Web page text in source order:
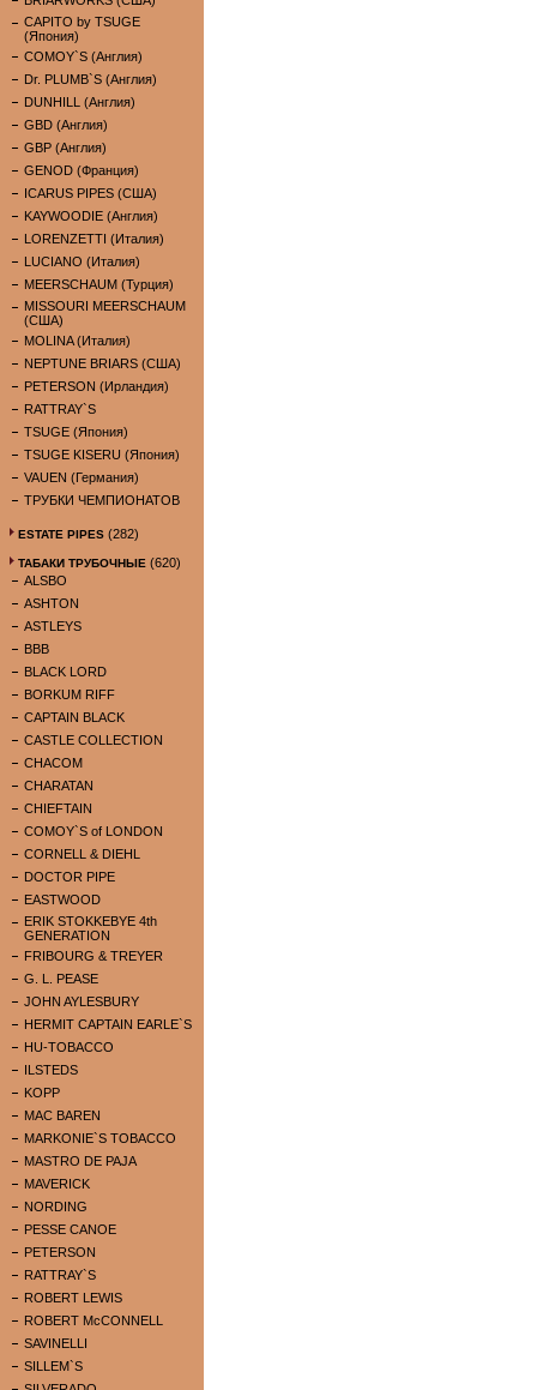
CAPITO by TSUGE
(Япония)
COMOY`S (Англия)
Dr. PLUMB`S (Англия)
DUNHILL (Англия)
GBD (Англия)
GBP (Англия)
GENOD (Франция)
ICARUS PIPES (США)
KAYWOODIE (Англия)
LORENZETTI (Италия)
LUCIANO (Италия)
MEERSCHAUM (Турция)
MISSOURI MEERSCHAUM
(США)
MOLINA (Италия)
NEPTUNE BRIARS (США)
PETERSON (Ирландия)
RATTRAY`S
TSUGE (Япония)
TSUGE KISERU (Япония)
VAUEN (Германия)
ТРУБКИ ЧЕМПИОНАТОВ
ESTATE PIPES (282)
ТАБАКИ ТРУБОЧНЫЕ (620)
ALSBO
ASHTON
ASTLEYS
BBB
BLACK LORD
BORKUM RIFF
CAPTAIN BLACK
CASTLE COLLECTION
CHACOM
CHARATAN
CHIEFTAIN
COMOY`S of LONDON
CORNELL & DIEHL
DOCTOR PIPE
EASTWOOD
ERIK STOKKEBYE 4th
GENERATION
FRIBOURG & TREYER
G. L. PEASE
JOHN AYLESBURY
HERMIT CAPTAIN EARLE`S
HU-TOBACCO
ILSTEDS
KOPP
MAC BAREN
MARKONIE`S TOBACCO
MASTRO DE PAJA
MAVERICK
NORDING
PESSE CANOE
PETERSON
RATTRAY`S
ROBERT LEWIS
ROBERT McCONNELL
SAVINELLI
SILLEM`S